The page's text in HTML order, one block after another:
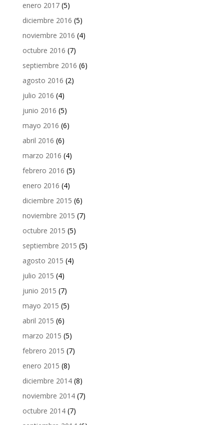
enero 2017(5)
diciembre 2016 (5)
noviembre 2016 (4)
octubre 2016 (7)
septiembre 2016 (6)
agosto 2016 (2)
julio 2016 (4)
junio 2016 (5)
mayo 2016 (6)
abril 2016 (6)
marzo 2016 (4)
febrero 2016 (5)
enero 2016 (4)
diciembre 2015 (6)
noviembre 2015 (7)
octubre 2015 (5)
septiembre 2015 (5)
agosto 2015 (4)
julio 2015 (4)
junio 2015 (7)
mayo 2015 (5)
abril 2015 (6)
marzo 2015 (5)
febrero 2015 (7)
enero 2015 (8)
diciembre 2014(8)
noviembre 2014(7)
octubre 2014(7)